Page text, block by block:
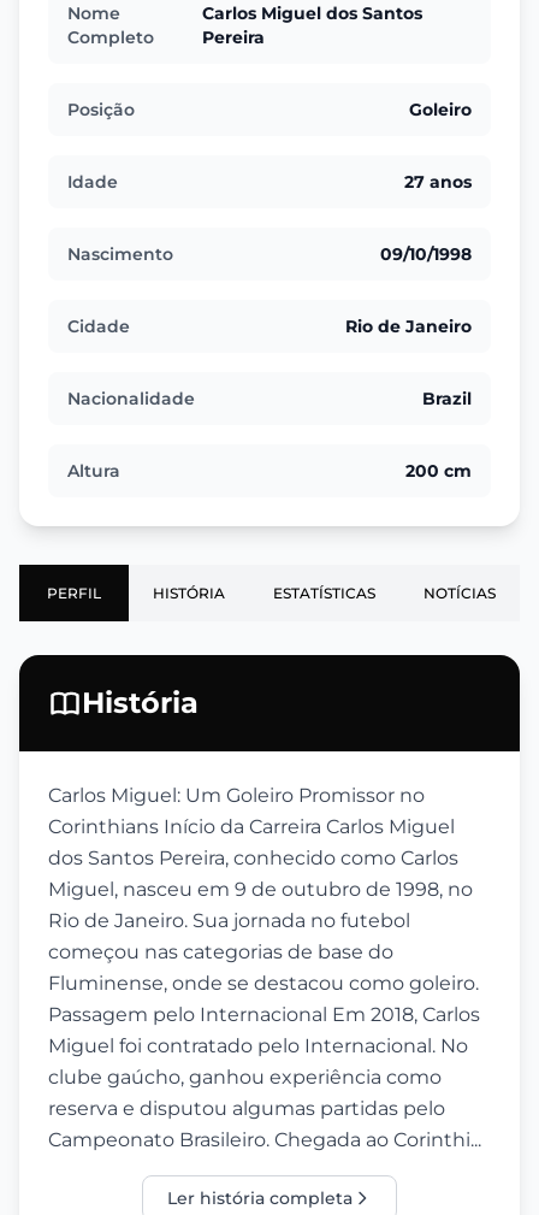
Nome
Completo
Carlos Miguel dos Santos
Pereira
Posição Goleiro
Idade 27 anos
Nascimento 09/10/1998
Cidade Rio de Janeiro
Nacionalidade Brazil
Altura 200 cm
PERFIL HISTÓRIA ESTATÍSTICAS NOTÍCIAS
História
Carlos Miguel: Um Goleiro Promissor no
Corinthians Início da Carreira Carlos Miguel
dos Santos Pereira, conhecido como Carlos
Miguel, nasceu em 9 de outubro de 1998, no
Rio de Janeiro. Sua jornada no futebol
começou nas categorias de base do
Fluminense, onde se destacou como goleiro.
Passagem pelo Internacional Em 2018, Carlos
Miguel foi contratado pelo Internacional. No
clube gaúcho, ganhou experiência como
reserva e disputou algumas partidas pelo
Campeonato Brasileiro. Chegada ao Corinthi...
Ler história completa